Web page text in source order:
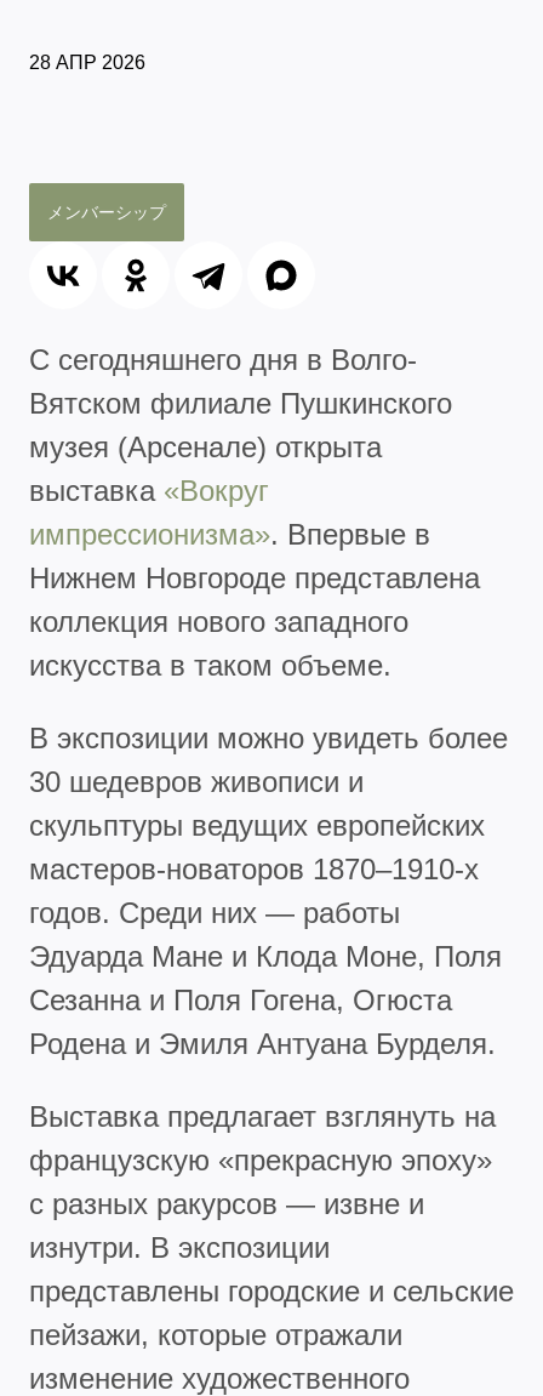
28 АПР 2026
メンバーシップ
С сегодняшнего дня в Волго-
Вятском филиале Пушкинского
музея (Арсенале) открыта
выставка «Вокруг
импрессионизма». Впервые в
Нижнем Новгороде представлена
коллекция нового западного
искусства в таком объеме.
В экспозиции можно увидеть более
30 шедевров живописи и
скульптуры ведущих европейских
мастеров-новаторов 1870–1910-х
годов. Среди них — работы
Эдуарда Мане и Клода Моне, Поля
Сезанна и Поля Гогена, Огюста
Родена и Эмиля Антуана Бурделя.
Выставка предлагает взглянуть на
французскую «прекрасную эпоху»
с разных ракурсов — извне и
изнутри. В экспозиции
представлены городские и сельские
пейзажи, которые отражали
изменение художественного